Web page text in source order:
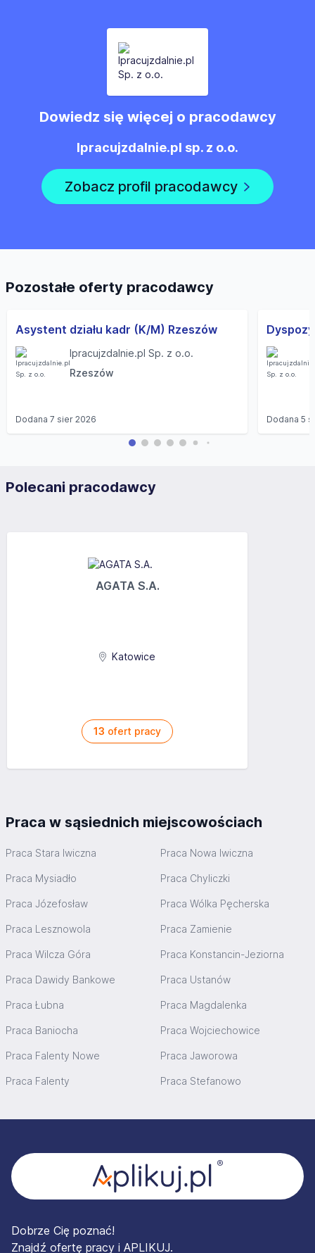
Dowiedz się więcej o pracodawcy
Ipracujzdalnie.pl sp. z o.o.
Zobacz profil pracodawcy
Pozostałe oferty pracodawcy
Asystent działu kadr (K/M) Rzeszów
Ipracujzdalnie.pl Sp. z o.o.
Rzeszów
Dodana 7 sier 2026 Dodana5
Polecani pracodawcy
AGATA S.A.
Katowice
13 ofert pracy
Praca w sąsiednich miejscowościach
Praca Stara Iwiczna Praca Nowa Iwiczna
Praca Mysiadło Praca Chyliczki
Praca Józefosław Praca Wólka Pęcherska
Praca Lesznowola Praca Zamienie
Praca Wilcza Góra Praca Konstancin-Jeziorna
Praca Dawidy Bankowe Praca Ustanów
Praca Łubna Praca Magdalenka
Praca Baniocha Praca Wojciechowice
Praca Falenty Nowe Praca Jaworowa
Praca Falenty Praca Stefanowo
Dobrze Cię poznać!
Znajdź ofertę pracy i APLIKUJ.